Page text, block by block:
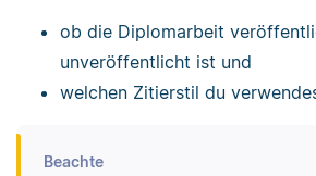
ob die Diplomarbeit
unveröffentlicht ist und
welchen Zitierstil du
Beachte